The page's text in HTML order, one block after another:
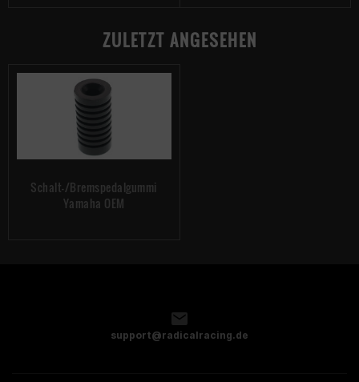
ZULETZT ANGESEHEN
Schalt-/Bremspedalgummi
Yamaha OEM
support@radicalracing.de